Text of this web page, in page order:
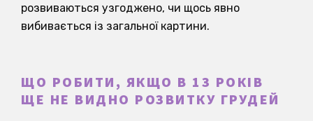
розвиваються узгоджено, чи щось явно
вибивається із загальної картини.
ЩО РОБИТИ, ЯКЩО В 13 РОКІВ
ЩЕ НЕ ВИДНО РОЗВИТКУ ГРУДЕЙ